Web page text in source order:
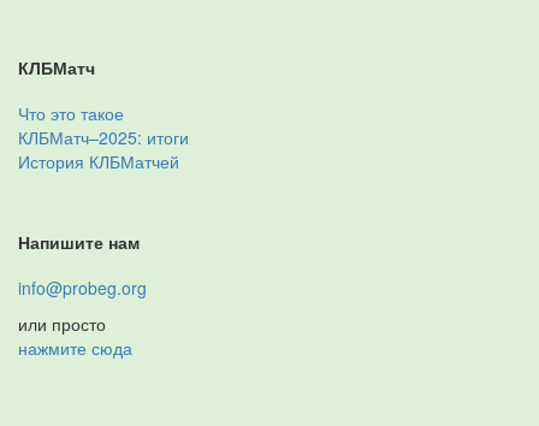
КЛБМатч
Что это такое
КЛБМатч–2025: итоги
История КЛБМатчей
Напишите нам
info@probeg.org
или просто
нажмите сюда